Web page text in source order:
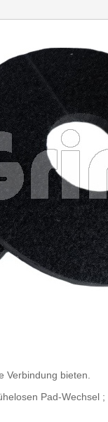
Verbindung bieten.
Pad-Wechsel ;